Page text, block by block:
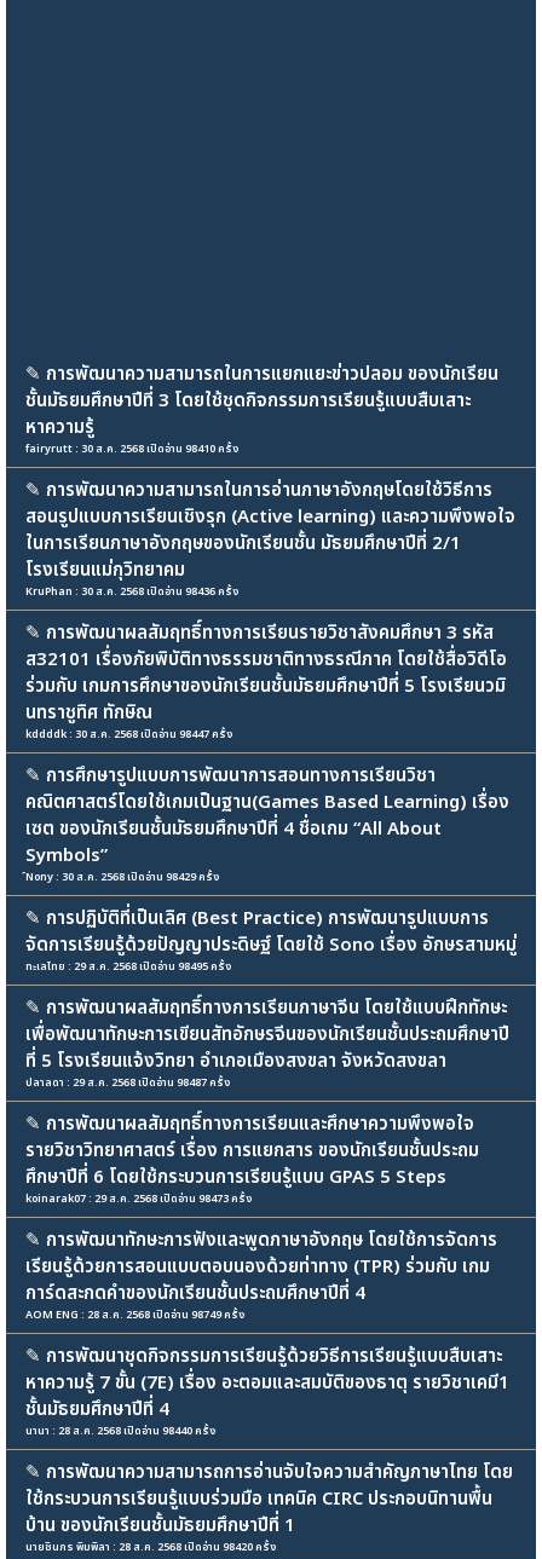
✎ การพัฒนาความสามารถในการแยกแยะข่าวปลอม ของนักเรียน
ชั้นมัธยมศึกษาปีที่ 3 โดยใช้ชุดกิจกรรมการเรียนรู้แบบสืบเสาะ
หาความรู้
fairyrutt : 30 ส.ค. 2568 เปิดอ่าน 98410 ครั้ง
✎ การพัฒนาความสามารถในการอ่านภาษาอังกฤษโดยใช้วิธีการ
สอนรูปแบบการเรียนเชิงรุก (Active learning) และความพึงพอใจ
ในการเรียนภาษาอังกฤษของนักเรียนชั้น มัธยมศึกษาปีที่ 2/1
โรงเรียนแม่กุวิทยาคม
KruPhan : 30 ส.ค. 2568 เปิดอ่าน 98436 ครั้ง
✎ การพัฒนาผลสัมฤทธิ์ทางการเรียนรายวิชาสังคมศึกษา 3 รหัส
ส32101 เรื่องภัยพิบัติทางธรรมชาติทางธรณีภาค โดยใช้สื่อวิดีโอ
ร่วมกับ เกมการศึกษาของนักเรียนชั้นมัธยมศึกษาปีที่ 5 โรงเรียนวมิ
นทราชูทิศ ทักษิณ
kddddk : 30 ส.ค. 2568 เปิดอ่าน 98447 ครั้ง
✎ การศึกษารูปแบบการพัฒนาการสอนทางการเรียนวิชา
คณิตศาสตร์โดยใช้เกมเป็นฐาน(Games Based Learning) เรื่อง
เซต ของนักเรียนชั้นมัธยมศึกษาปีที่ 4 ชื่อเกม “All About
Symbols”
์Nony : 30 ส.ค. 2568 เปิดอ่าน 98429 ครั้ง
✎ การปฏิบัติที่เป็นเลิศ (Best Practice) การพัฒนารูปแบบการ
จัดการเรียนรู้ด้วยปัญญาประดิษฐ์ โดยใช้ Sono เรื่อง อักษรสามหมู่
ทะเลไทย : 29 ส.ค. 2568 เปิดอ่าน 98495 ครั้ง
✎ การพัฒนาผลสัมฤทธิ์ทางการเรียนภาษาจีน โดยใช้แบบฝึกทักษะ
เพื่อพัฒนาทักษะการเขียนสัทอักษรจีนของนักเรียนชั้นประถมศึกษาปี
ที่ 5 โรงเรียนแจ้งวิทยา อำเภอเมืองสงขลา จังหวัดสงขลา
ปลาลดา : 29 ส.ค. 2568 เปิดอ่าน 98487 ครั้ง
✎ การพัฒนาผลสัมฤทธิ์ทางการเรียนและศึกษาความพึงพอใจ
รายวิชาวิทยาศาสตร์ เรื่อง การแยกสาร ของนักเรียนชั้นประถม
ศึกษาปีที่ 6 โดยใช้กระบวนการเรียนรู้แบบ GPAS 5 Steps
koinarak07 : 29 ส.ค. 2568 เปิดอ่าน 98473 ครั้ง
✎ การพัฒนาทักษะการฟังและพูดภาษาอังกฤษ โดยใช้การจัดการ
เรียนรู้ด้วยการสอนแบบตอบนองด้วยท่าทาง (TPR) ร่วมกับ เกม
การ์ดสะกดคำของนักเรียนชั้นประถมศึกษาปีที่ 4
AOM ENG : 28 ส.ค. 2568 เปิดอ่าน 98749 ครั้ง
✎ การพัฒนาชุดกิจกรรมการเรียนรู้ด้วยวิธีการเรียนรู้แบบสืบเสาะ
หาความรู้ 7 ขั้น (7E) เรื่อง อะตอมและสมบัติของธาตุ รายวิชาเคมี1
ชั้นมัธยมศึกษาปีที่ 4
นานา : 28 ส.ค. 2568 เปิดอ่าน 98440 ครั้ง
✎ การพัฒนาความสามารถการอ่านจับใจความสำคัญภาษาไทย โดย
ใช้กระบวนการเรียนรู้แบบร่วมมือ เทคนิค CIRC ประกอบนิทานพื้น
บ้าน ของนักเรียนชั้นมัธยมศึกษาปีที่ 1
นายชินกร พิมพิลา : 28 ส.ค. 2568 เปิดอ่าน 98420 ครั้ง